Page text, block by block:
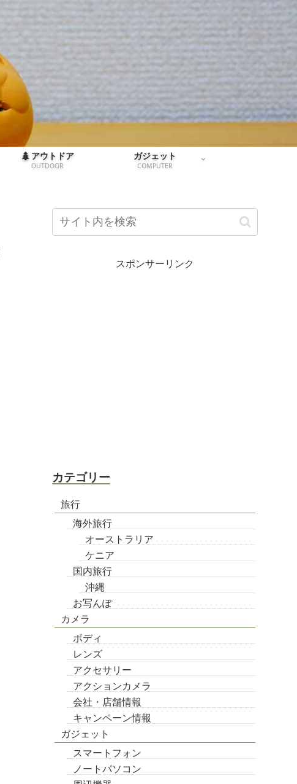
アウトドア
OUTDOOR
ガジェット
COMPUTER
スポンサーリンク
カテゴリー
旅行
海外旅行
オーストラリア
ケニア
国内旅行
沖縄
お写んぽ
カメラ
ボディ
レンズ
アクセサリー
アクションカメラ
会社・店舗情報
キャンペーン情報
ガジェット
スマートフォン
ノートパソコン